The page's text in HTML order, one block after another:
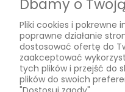
Ustawienia konta
Przechowalnia
Płatności i dostawa
Dostawa i płatność
Dbamy o
Pliki cookies i pokrewne
poprawne działanie
dostosować ofertę do
zaakceptować
tych plików i przejść do
plików do swoich